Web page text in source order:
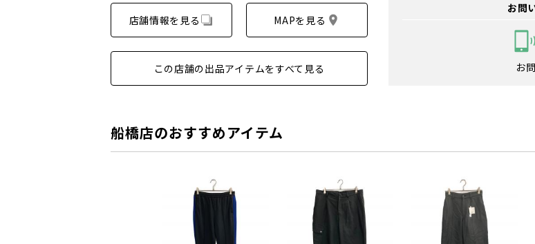
店舗情報を見る MAPを見る
この店舗の出品アイテムをすべて見る
お問
お
船橋店のおすすめアイテム